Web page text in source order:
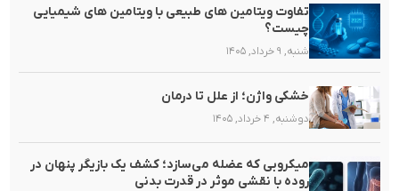
تفاوت ویتامین های طبیعی با ویتامین های شیمیایی
چیست؟
شنبه, ۹ خرداد, ۱۴۰۵
خشکی واژن؛ از علل تا درمان
دوشنبه, ۴ خرداد, ۱۴۰۵
میکروبی که عضله می‌سازد؛ کشف یک بازیگر پنهان در
روده با نقشی موثر در قدرت بدنی